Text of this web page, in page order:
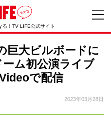
る！TV LIFE公式サイト
巨大ビルボードに
ム初公演ライブ
で配信
2023年03月28日